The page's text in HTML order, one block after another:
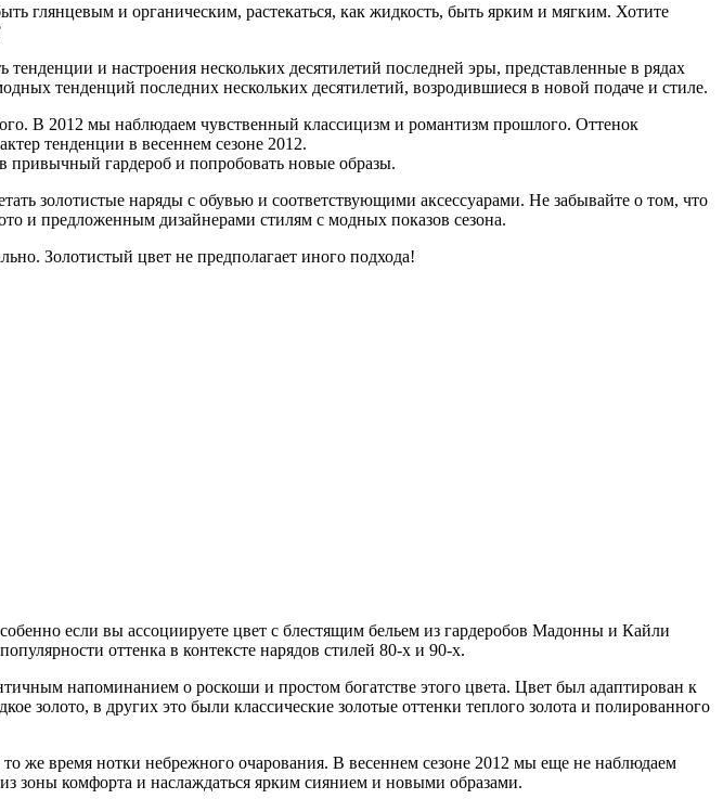
глянцевым и органическим, растекаться, как жидкость, быть ярким и мягким. Хотите
и настроения нескольких десятилетий последней эры, представленные в рядах
тенденций последних нескольких десятилетий, возродившиеся в новой подаче и стиле.
В 2012 мы наблюдаем чувственный классицизм и романтизм прошлого. Оттенок
тенденции в весеннем сезоне 2012.
привычный гардероб и попробовать новые образы.
золотистые наряды с обувью и соответствующими аксессуарами. Не забывайте о том, что
и предложенным дизайнерами стилям с модных показов сезона.
Золотистый цвет не предполагает иного подхода!
если вы ассоциируете цвет с блестящим бельем из гардеробов Мадонны и Кайли
оттенка в контексте нарядов стилей 80-х и 90-х.
напоминанием о роскоши и простом богатстве этого цвета. Цвет был адаптирован к
золото, в других это были классические золотые оттенки теплого золота и полированного
же время нотки небрежного очарования. В весеннем сезоне 2012 мы еще не наблюдаем
зоны комфорта и наслаждаться ярким сиянием и новыми образами.